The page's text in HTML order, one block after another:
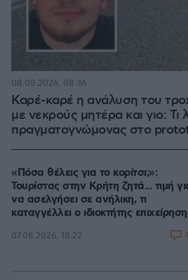
Καρέ-καρέ η ανάλυση του
με νεκρούς μητέρα και γιο: Τι
πραγματογνώμονας στο
08.08.2026, 08:36
«Πόσα θέλεις για το κορίτσι;»:
Τουρίστας στην Κρήτη ζητά... τιμή
να ασελγήσει σε ανήλικη, τι
καταγγέλλει ο ιδιοκτήτης
07.08.2026, 18:22